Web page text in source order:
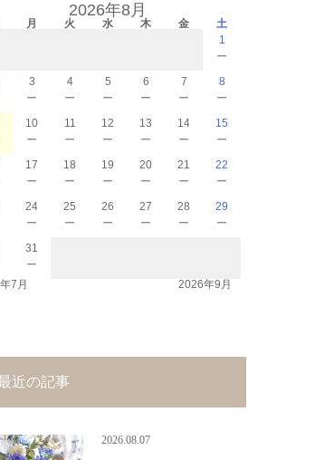
2026年8月
月 火 水 木 金
土
1
－
3
－
4
－
5
－
6
－
7
－
8
－
10
－
11
－
12
－
13
－
14
－
15
－
17
－
18
－
19
－
20
－
21
－
22
－
24
－
25
－
26
－
27
－
28
－
29
－
31
－
7月 2026年9月
近の記事
2026.08.07